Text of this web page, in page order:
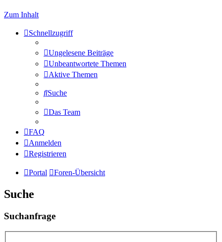
Zum Inhalt
Schnellzugriff
Ungelesene Beiträge
Unbeantwortete Themen
Aktive Themen
Suche
Das Team
FAQ
Anmelden
Registrieren
Portal Foren-Übersicht
Suche
Suchanfrage